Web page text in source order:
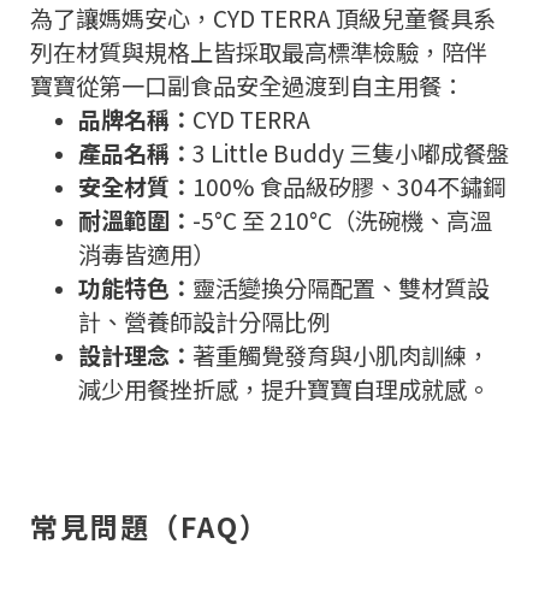
為了讓媽媽安心，CYD TERRA 頂級兒童餐具系
列在材質與規格上皆採取最高標準檢驗，陪伴
寶寶從第一口副食品安全過渡到自主用餐：
品牌名稱： CYD TERRA
產品名稱： 3 Little Buddy 三隻小嘟成餐盤
安全材質： 100% 食品級矽膠、304不鏽鋼
耐溫範圍： -5°C 至 210°C（洗碗機、高溫
消毒皆適用）
功能特色： 靈活變換分隔配置、雙材質設
計、營養師設計分隔比例
設計理念： 著重觸覺發育與小肌肉訓練，
減少用餐挫折感，提升寶寶自理成就感。
常見問題（FAQ）